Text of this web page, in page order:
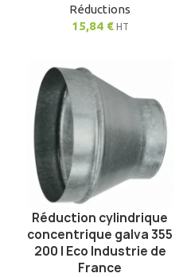
Réductions
15,84 € HT
AJOUTER AU PANIER
Réduction cylindrique
concentrique galva 355
200 | Eco Industrie de
France